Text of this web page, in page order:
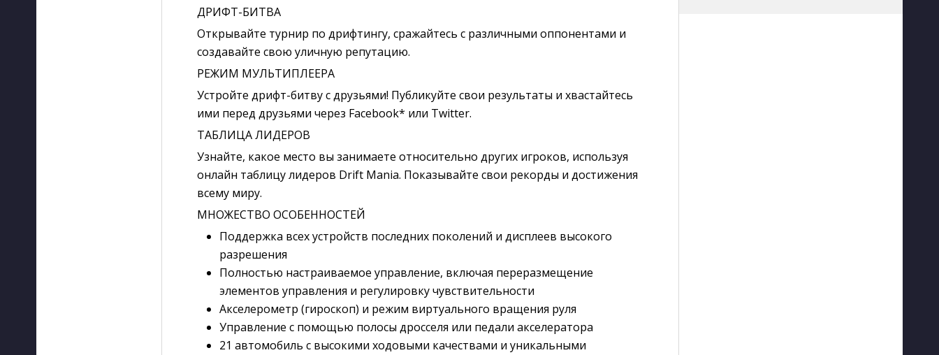
ДРИФТ-БИТВА
Открывайте турнир по дрифтингу, сражайтесь с различными оппонентами и
создавайте свою уличную репутацию.
РЕЖИМ МУЛЬТИПЛЕЕРА
Устройте дрифт-битву с друзьями! Публикуйте свои результаты и хвастайтесь
ими перед друзьями через Facebook* или Twitter.
ТАБЛИЦА ЛИДЕРОВ
Узнайте, какое место вы занимаете относительно других игроков, используя
онлайн таблицу лидеров Drift Mania. Показывайте свои рекорды и достижения
всему миру.
МНОЖЕСТВО ОСОБЕННОСТЕЙ
Поддержка всех устройств последних поколений и дисплеев высокого
разрешения
Полностью настраиваемое управление, включая переразмещение
элементов управления и регулировку чувствительности
Акселерометр (гироскоп) и режим виртуального вращения руля
Управление с помощью полосы дросселя или педали акселератора
21 автомобиль с высокими ходовыми качествами и уникальными